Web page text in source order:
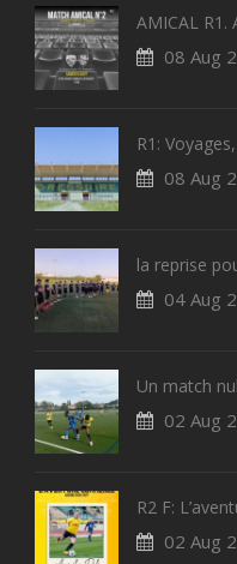
AMICAL R1.
08 Aug
R1:
08 Aug
la reprise
04 Aug
Un match
02 Aug
R2 F:
02 Aug